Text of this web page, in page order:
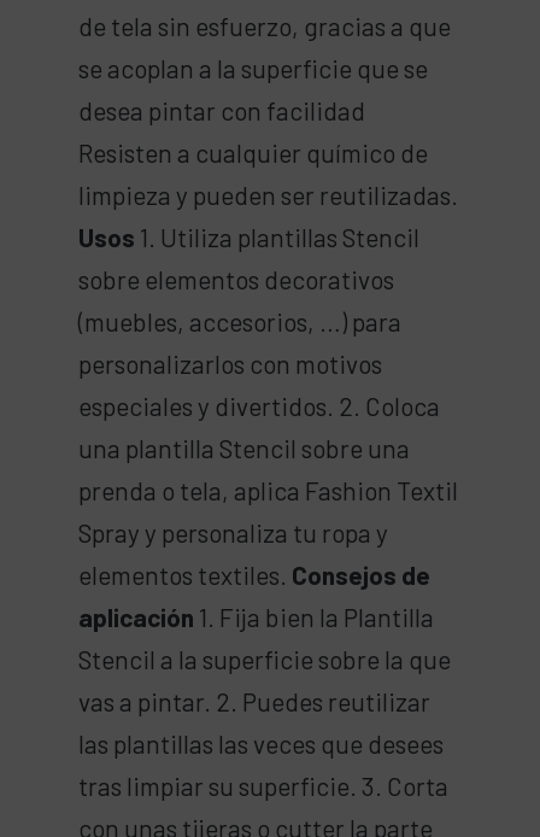
de tela sin esfuerzo, gracias a que
se acoplan a la superficie que se
desea pintar con facilidad
Resisten a cualquier químico de
limpieza y pueden ser reutilizadas.
Usos 1. Utiliza plantillas Stencil
sobre elementos decorativos
(muebles, accesorios, …) para
personalizarlos con motivos
especiales y divertidos. 2. Coloca
una plantilla Stencil sobre una
prenda o tela, aplica Fashion Textil
Spray y personaliza tu ropa y
elementos textiles. Consejos de
aplicación 1. Fija bien la Plantilla
Stencil a la superficie sobre la que
vas a pintar. 2. Puedes reutilizar
las plantillas las veces que desees
tras limpiar su superficie. 3. Corta
con unas tijeras o cutter la parte